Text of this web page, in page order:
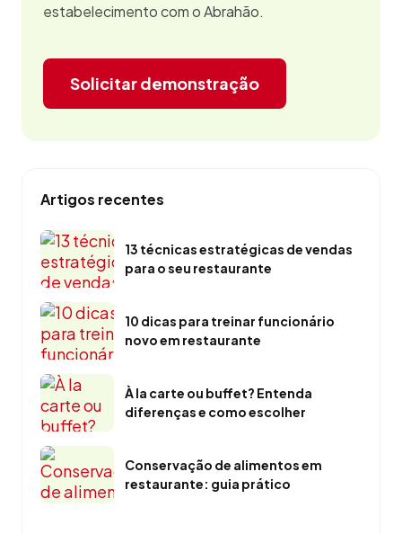
estabelecimento com o Abrahão.
Solicitar demonstração
Artigos recentes
13 técnicas estratégicas de vendas
para o seu restaurante
10 dicas para treinar funcionário
novo em restaurante
À la carte ou buffet? Entenda
diferenças e como escolher
Conservação de alimentos em
restaurante: guia prático